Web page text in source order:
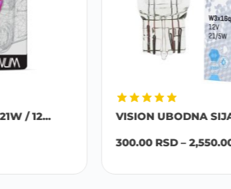
VISION UBODNA SIJALICA /...
RSD – 2,550.00RSD